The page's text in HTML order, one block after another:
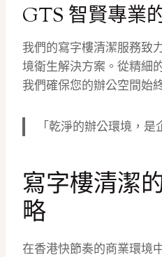
GTS 智賢專業
我們的寫字樓清潔服務致
境衛生解決方案。從精細
我們確保您的辦公空間始
「乾淨的辦公環境，是
寫字樓清潔
略
在香港快節奏的商業環境